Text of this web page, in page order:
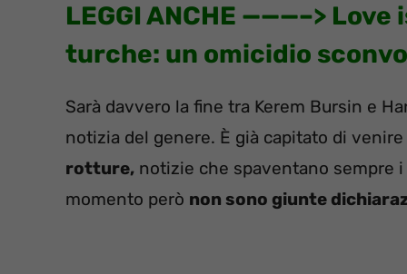
LEGGI ANCHE ———–> Love
turche: un omicidio
Sarà davvero la fine tra Kerem Bursin e
notizia del genere. È già capitato di
rotture, notizie che spaventano sempre
momento però non sono giunte